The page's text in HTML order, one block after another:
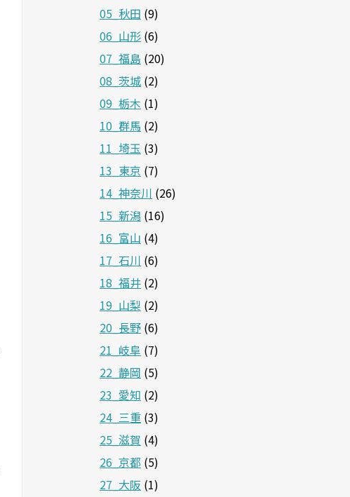
05_秋田 (9)
06_山形 (6)
07_福島 (20)
08_茨城 (2)
09_栃木 (1)
10_群馬 (2)
11_埼玉 (3)
13_東京 (7)
14_神奈川 (26)
15_新潟 (16)
16_富山 (4)
17_石川 (6)
18_福井 (2)
19_山梨 (2)
20_長野 (6)
21_岐阜 (7)
22_静岡 (5)
23_愛知 (2)
24_三重 (3)
25_滋賀 (4)
26_京都 (5)
27_大阪 (1)